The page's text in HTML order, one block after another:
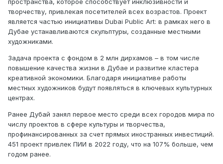
творчеству, привлекая посетителей всех возрастов. Проект
является частью инициативы Dubai Public Art: в рамках него в
Дубае устанавливаются скульптуры, созданные местными
художниками.
Задача проекта с фондом в 2 млн дирхамов – в том числе
повышение качества жизни в Дубае и развитие кластера
креативной экономики. Благодаря инициативе работы
местных художников будут появляться в ключевых культурных
центрах.
Ранее Дубай занял первое место среди всех городов мира по
числу проектов в сфере культуры и творчества,
профинансированных за счет прямых иностранных инвестиций.
451 проект привлек ПИИ в 2022 году, что на 107% больше, чем
годом ранее.